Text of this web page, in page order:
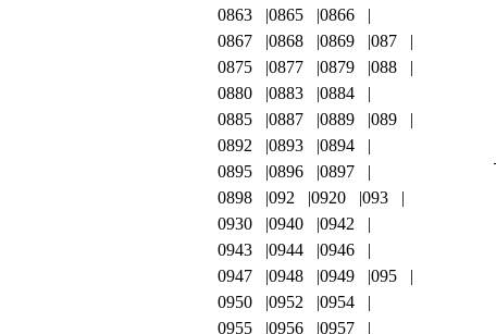
0863
0865
0866
0867
0868 0869
087
0875
0877 0879
088
0880
0883
0884
0885
0887 0889
089
0892
0893
0894
0895
0896
0897
0898
092 0920
093
0930
0940
0942
0943
0944
0946
0947
0948 0949
095
0950
0952
0954
0955
0956
0957